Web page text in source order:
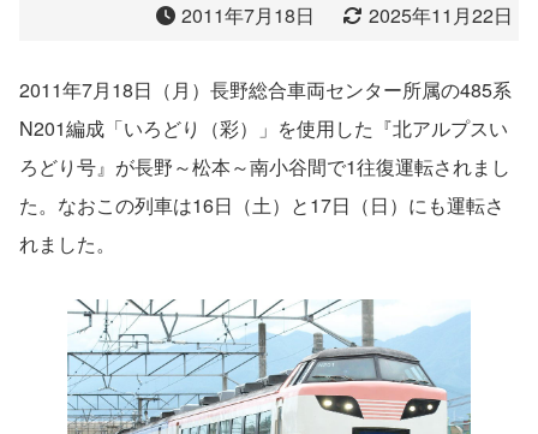
2011年7月18日 2025年11月22日
2011年7月18日（月）長野総合車両センター所属の485系
N201編成「いろどり（彩）」を使用した『北アルプスい
ろどり号』が長野～松本～南小谷間で1往復運転されまし
た。なおこの列車は16日（土）と17日（日）にも運転さ
れました。